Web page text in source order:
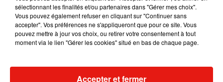
4 août 2026
sélectionnant les finalités et/ou partenaires dans "Gérer mes choix".
Vous pouvez également refuser en cliquant sur "Continuer sans
accepter". Vos préférences ne s'appliqueront que pour ce site. Vous
pouvez mettre à jour vos choix, ou retirer votre consentement à tout
moment via le lien "Gérer les cookies" situé en bas de chaque page.
Accepter et fermer